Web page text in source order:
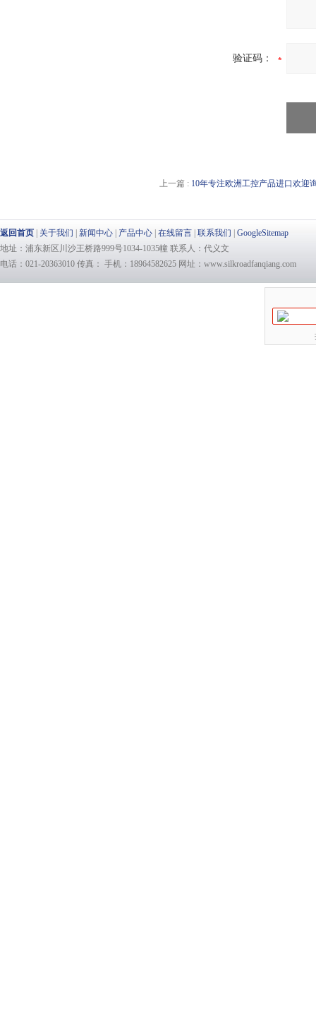
验证码：
上一篇 : 10年专注欧洲工控产品进口欢迎
返回首页 关于我们 新闻中心 产品中心 在线留言 联系我们
GoogleSitemap
地址：浦东新区川沙王桥路999号1034-1035幢 联系人：代义文
电话：021-20363010 传真： 手机：18964582625 网址：www.silkroadfanqiang.com